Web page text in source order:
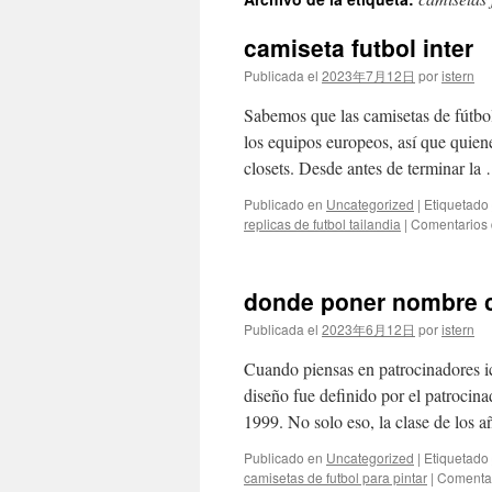
contenido
camiseta futbol inter
Publicada el 2023年7月12日 poristern
Sabemos que las camisetas de
los equipos europeos, así que
closets. Desde antes de terminar la
Publicado en Uncategorized | Etiquetado
replicas de futbol tailandia | Comentarios
donde poner nombre
Publicada el 2023年6月12日 poristern
Cuando piensas en patrocinadores
diseño fue definido por el
1999. No solo eso, la clase de los
Publicado en Uncategorized | Etiquetado
camisetas de futbol para pintar |